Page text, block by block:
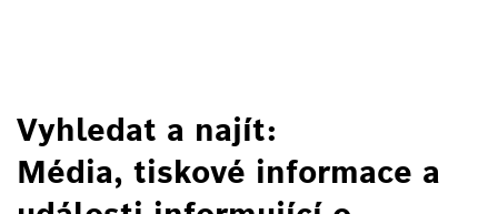
Vyhledat a najít:
Média, tiskové informace a